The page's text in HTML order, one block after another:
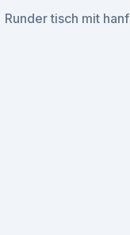
Runder tisch mit hanf